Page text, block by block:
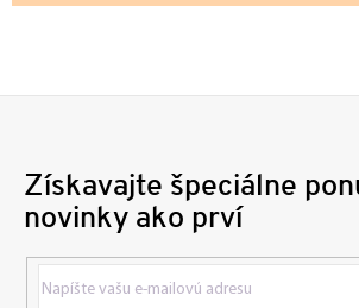
Získavajte špeciálne
novinky ako prví